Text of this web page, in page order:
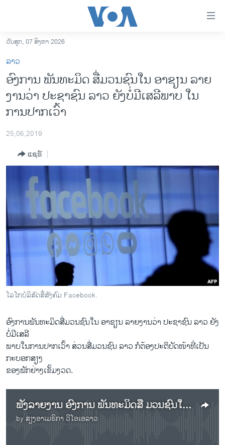
ເຂົ້າ
ຫາ
ຂ້າມ
ຂ້າມ
ຂ້າມ
ໄປ
ຫາ
ຊອກ
ລາວ
ອາເມຣິກາ
ການເລືອກຕັ້ງ ປະທານາທີບໍດີ ສະຫະລັດ 2024
ອິດສະຫຼະພາບດ້ານການຂ່າວ
ຊີວິດຊາວລາວ
ຊຸມຊົນຊາວລາວ
ວິທະຍາສາດ-ເທັກໂນໂລຈີ
ທຸລະກິດ
ພາສາອັງກິດ
ວີດີໂອ
ລາຍການກະຈາຍສຽງ
ລາຍງານ
ຕິດຕາມພວກເຮົາ ທີ່
ວັນສຸກ, 07 ສິງຫາ 2026
ລາວ
ອົງ​ການ​ ພັນ​ທະ​ມິດ​ ສື່ມວນ​ຊົນ​ໃນ ອາ​ຊຽນ ລາຍ​
ງານ​ວ່າ ປະ​ຊາ​ຊົນ ລາວ ຍັງ​ບໍ່​ມີ​ເສ​ລີ​ພາບ​ ໃນ​
ການ​ປາກ​ເວົ້າ
25,06,2019
ແຊຣ໌
ໂລ​ໂກບໍ​ລິ​ສັດ​ສື່​ສັງ​ຄົມ Facebook.
ອົງ​ການ​ພັນ​ທະ​ມິດ​ສື່ມວນ​ຊົນ​ໃນ ອາ​ຊຽນ ລາຍ​ງານ​ວ່າ ປະ​ຊາ​ຊົນ ລາວ ຍັງ​
ບໍ່​ມີ​ເສ​ລີ​
ພາບໃນການປາກເວົ້າ ສ່ວນສື່ມວນຊົນ ລາວ ກໍຕ້ອງປະຕິບັດໜ້າທີ່ເປັນ
ກະບອກສຽງ
ຂອງພັກຢ່າງເຂັ້ມງວດ.
ຟັງ​ລາຍ​ງານ ອົງ​ການ​ ພັນ​ທະ​ມິດ​ສື່ ມວນ​ຊົນ​ໃນ ອາ​ຊຽນ ລາຍ​ງານ​ວ່າ ປະ​ຊາ​ຊົນ ລາວ ຍັງ​ບໍ່​ມີ​ເສ​ລີ​ພາບ​ ໃນ​ການ​ປາກ​ເວົ້າ
by ສຽງອາເມຣິກາ ວີໂອເອລາວ
No media source currently available